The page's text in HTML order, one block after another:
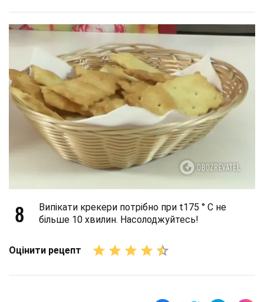
8
Випікати крекери потрібно при t175 ° С не
більше 10 хвилин. Насолоджуйтесь!
Оцінити рецепт